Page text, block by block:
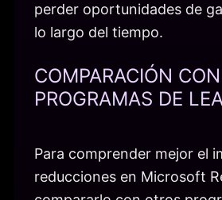
perder oportunidades de
lo largo del tiempo.
COMPARACIÓN
PROGRAMAS DE
Para comprender mejor el
reducciones en Microsoft